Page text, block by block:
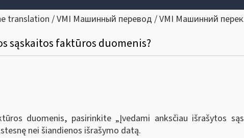
translation / VMI Машинный перевод / VMI Машинний
sąskaitos faktūros duomenis?
duomenis, pasirinkite „Įvedami anksčiau išrašytos
nei šiandienos išrašymo datą.